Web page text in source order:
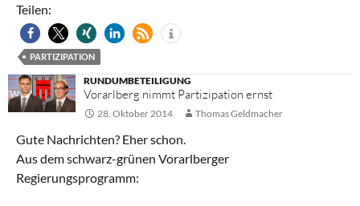
BürgerInnenbeteiligung?
Teilen:
PARTIZIPATION
RUNDUMBETEILIGUNG
Vorarlberg nimmt Partizipation ernst
28. Oktober 2014 Thomas Geldmacher
Gute Nachrichten? Eher schon.
Aus dem schwarz-grünen Vorarlberger
Regierungsprogramm: